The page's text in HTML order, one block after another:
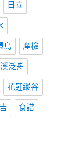
日立
島 產檢
泛舟
花蓮縱谷
食譜